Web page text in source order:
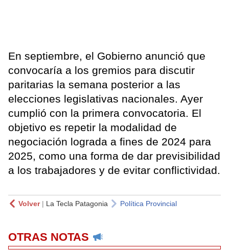
En septiembre, el Gobierno anunció que
convocaría a los gremios para discutir
paritarias la semana posterior a las
elecciones legislativas nacionales. Ayer
cumplió con la primera convocatoria. El
objetivo es repetir la modalidad de
negociación lograda a fines de 2024 para
2025, como una forma de dar previsibilidad
a los trabajadores y de evitar conflictividad.
Volver| La Tecla Patagonia Política Provincial
OTRAS NOTAS